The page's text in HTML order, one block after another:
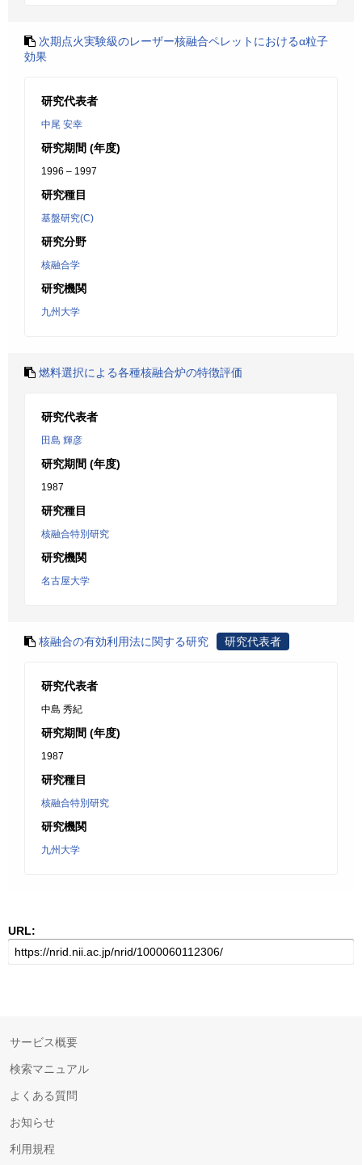
次期点火実験級のレーザー核融合ペレットにおけるα粒子
効果
研究代表者
中尾 安幸
研究期間 (年度)
1996 – 1997
研究種目
基盤研究(C)
研究分野
核融合学
研究機関
九州大学
燃料選択による各種核融合炉の特徴評価
研究代表者
田島 輝彦
研究期間 (年度)
1987
研究種目
核融合特別研究
研究機関
名古屋大学
核融合の有効利用法に関する研究 研究代表者
研究代表者
中島 秀紀
研究期間 (年度)
1987
研究種目
核融合特別研究
研究機関
九州大学
URL:
サービス概要
検索マニュアル
よくある質問
お知らせ
利用規程